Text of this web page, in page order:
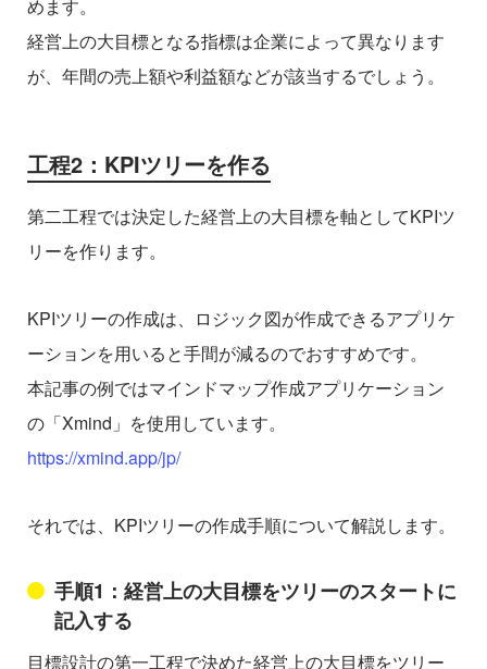
めます。
経営上の大目標となる指標は企業によって異なります
が、年間の売上額や利益額などが該当するでしょう。
工程2：KPIツリーを作る
第二工程では決定した経営上の大目標を軸としてKPIツ
リーを作ります。
KPIツリーの作成は、ロジック図が作成できるアプリケ
ーションを用いると手間が減るのでおすすめです。
本記事の例ではマインドマップ作成アプリケーション
の「Xmind」を使用しています。
https://xmind.app/jp/
それでは、KPIツリーの作成手順について解説します。
手順1：経営上の大目標をツリーのスタートに
記入する
目標設計の第一工程で決めた経営上の大目標をツリー